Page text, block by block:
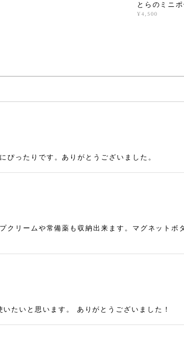
とらのミニ
¥4,500
ぴったりです。ありがとうございました。
クリームや常備薬も収納出来ます。マグネットボ
たいと思います。 ありがとうございました！